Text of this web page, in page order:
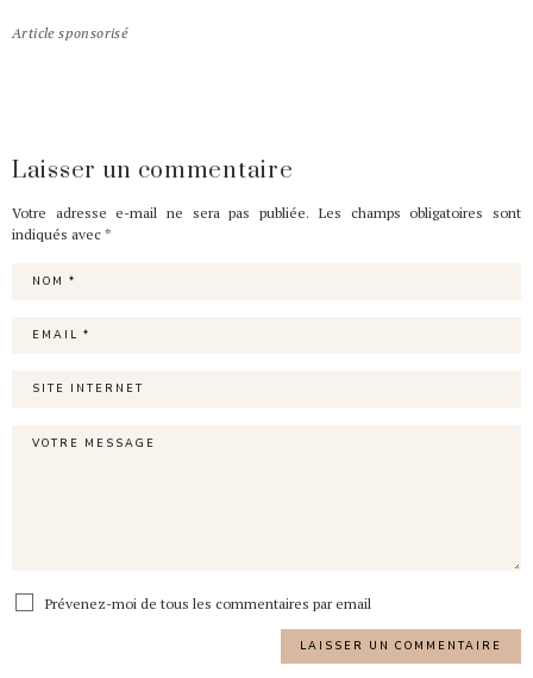
Article sponsorisé
Laisser un commentaire
Votre adresse e-mail ne sera pas publiée. Les champs obligatoires sont
indiqués avec *
Prévenez-moi de tous les commentaires par email